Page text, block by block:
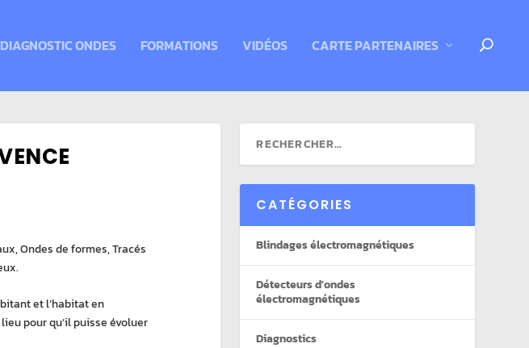
DIAGNOSTIC ONDES FORMATIONS VIDÉOS CARTE PARTENAIRES
Ondes de formes, Tracés
et l’habitat en
pour qu’il puisse évoluer
CATÉGORIES
Blindages électromagnétiques
Détecteurs d'ondes
électromagnétiques
Diagnostics